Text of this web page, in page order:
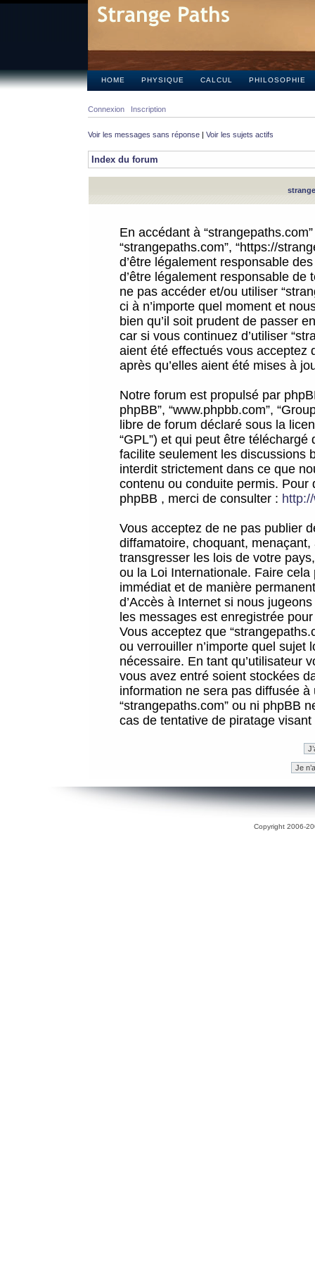
HOME PHYSIQUE CALCUL PHILOSOPHIE
Connexion Inscription
Voir les messages sans réponse | Voir les sujets actifs
Index du forum
En accédant à
“strangepaths.com”, “https://
d’être légalement responsable
d’être légalement responsable
ne pas accéder et/ou utiliser
ci à n’importe quel moment et
bien qu’il soit prudent de passer
car si vous continuez d’utiliser
aient été effectués vous acceptez
après qu’elles aient été mises à
Notre forum est propulsé par
phpBB”, “www.phpbb.com”,
libre de forum déclaré sous la
“GPL”) et qui peut être téléchargé
facilite seulement les discussions
interdit strictement dans ce que
contenu ou conduite permis.
phpBB , merci de consulter :
Vous acceptez de ne pas publier
diffamatoire, choquant,
transgresser les lois de votre
ou la Loi Internationale. Faire
immédiat et de manière
d’Accès à Internet si nous
les messages est enregistrée
Vous acceptez que
ou verrouiller n’importe quel sujet
nécessaire. En tant qu’utilisateur
vous avez entré soient stockées
information ne sera pas diffusée
“strangepaths.com” ou ni phpBB
cas de tentative de piratage
Copyright 2006-